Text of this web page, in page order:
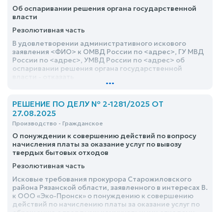
Об оспаривании решения органа государственной
власти
Резолютивная часть
В удовлетворении административного искового
заявления <ФИО> к ОМВД России по <адрес>, ГУ МВД
России по <адрес>, УМВД России по <адрес> об
оспаривании решения органа государственной
...
РЕШЕНИЕ ПО ДЕЛУ № 2-1281/2025 ОТ
27.08.2025
Производство - Гражданское
О понуждении к совершению действий по вопросу
начисления платы за оказание услуг по вывозу
твердых бытовых отходов
Резолютивная часть
Исковые требования прокурора Старожиловского
района Рязанской области, заявленного в интересах В.
к ООО «Эко-Пронск» о понуждению к совершению
действий по начислению платы за оказание услуг по